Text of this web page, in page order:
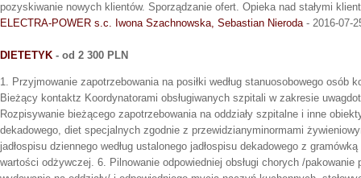
pozyskiwanie nowych klientów. Sporządzanie ofert. Opieka nad stałymi
ELECTRA-POWER s.c. Iwona Szachnowska, Sebastian Nieroda- 2016-07-
DIETETYK - od 2 300 PLN
1. Przyjmowanie zapotrzebowania na posiłki według stanuosobowego osób
Bieżący kontaktz Koordynatorami obsługiwanych szpitali w zakresie
Rozpisywanie bieżącego zapotrzebowania na oddziały szpitalne i inne
dekadowego, diet specjalnych zgodnie z przewidzianyminormami
jadłospisu dziennego według ustalonego jadłospisu dekadowego z
wartości odżywczej. 6. Pilnowanie odpowiedniej obsługi chorych /pakowanie